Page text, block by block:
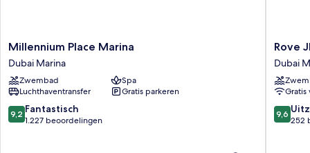
Millennium
Place
Marina
Dubai
Marina
Millennium Place Marina
Dubai Marina
Zwembad
Spa
Luchthaventransfer
Gratis parkeren
9.2
van
9,2 Fantastisch
1.227 beoordelingen
Rove
JBR
Dubai
Marina
Rove
Dubai
Gratis
9.6
van
9,6
252